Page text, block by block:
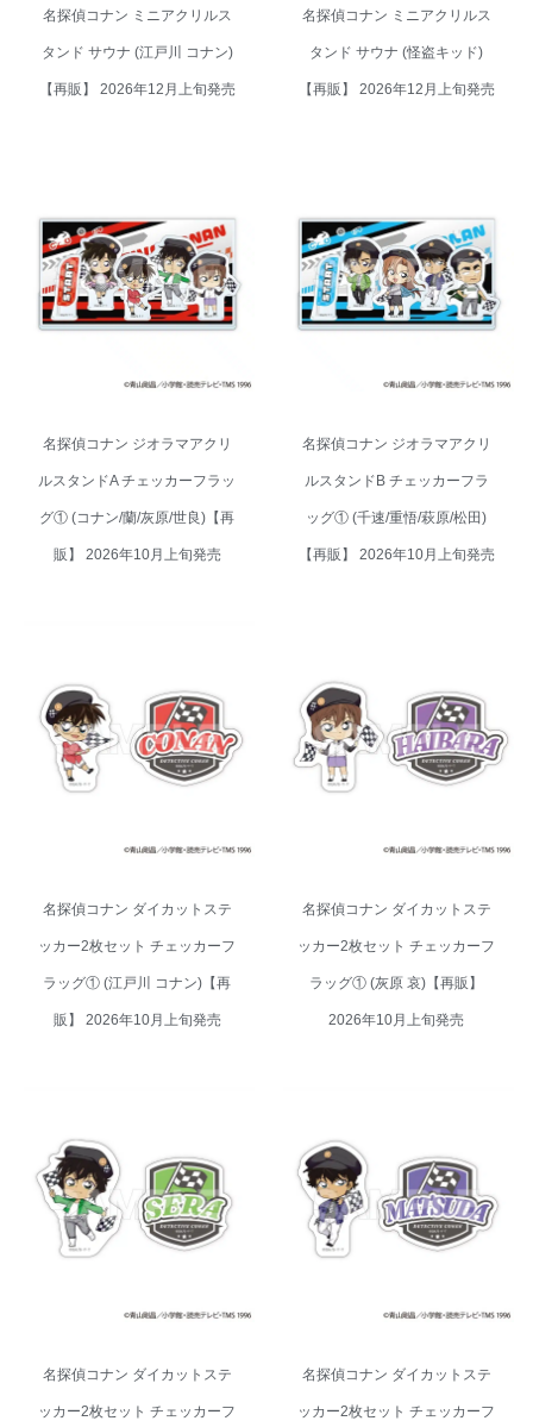
名探偵コナン ミニアクリルス
タンド サウナ (江戸川 コナン)
【再販】 2026年12月上旬発売
名探偵コナン ミニアクリルス
タンド サウナ (怪盗キッド)
【再販】 2026年12月上旬発売
名探偵コナン ジオラマアクリル
スタンドA チェッカーフラッグ①
(コナン/蘭/灰原/世良)【再販】
2026年10月上旬発売
名探偵コナン ジオラマアクリ
ルスタンドA チェッカーフラッ
グ① (コナン/蘭/灰原/世良)【再
販】 2026年10月上旬発売
名探偵コナン ジオラマアクリル
スタンドB チェッカーフラッグ
① (千速/重悟/萩原/松田)【再販】
2026年10月上旬発売
名探偵コナン ジオラマアクリ
ルスタンドB チェッカーフラ
ッグ① (千速/重悟/萩原/松田)
【再販】 2026年10月上旬発売
名探偵コナン ダイカットステッ
カー2枚セット チェッカーフラッ
グ① (江戸川 コナン)【再販】
2026年10月上旬発売
名探偵コナン ダイカットステ
ッカー2枚セット チェッカーフ
ラッグ① (江戸川 コナン)【再
販】 2026年10月上旬発売
名探偵コナン ダイカットステッ
カー2枚セット チェッカーフラッ
グ① (灰原 哀)【再販】 2026年
10月上旬発売
名探偵コナン ダイカットステ
ッカー2枚セット チェッカーフ
ラッグ① (灰原 哀)【再販】
2026年10月上旬発売
名探偵コナン ダイカットステッ
カー2枚セット チェッカーフラッ
グ① (世良 真純)【再販】 2026年
10月上旬発売
名探偵コナン ダイカットステ
ッカー2枚セット チェッカーフ
名探偵コナン ダイカットステッ
カー2枚セット チェッカーフラッ
グ① (松田 陣平)【再販】 2026年
10月上旬発売
名探偵コナン ダイカットステ
ッカー2枚セット チェッカーフ